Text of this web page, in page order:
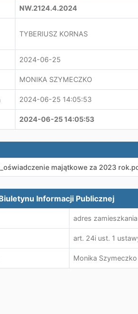
NW.2124.4.2024
TYBERIUSZ KORNAS
2024-06-25
MONIKA SZYMECZKO
2024-06-25 14:05:53
2024-06-25 14:05:53
majątkowe za 2023 rok.
Informacji Publicznej
Informacji Publicznej
adres
art. 24i ust. 1
Monika Szymeczko